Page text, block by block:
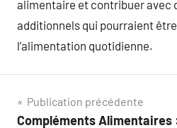
alimentaire et contribuer avec
additionnels qui pourraient
l’alimentation quotidienne.
Navigation
Publication précédente
Compléments Alimentaires